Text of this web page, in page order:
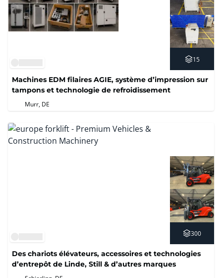
15
Machines EDM filaires AGIE, système d’impression sur
tampons et technologie de refroidissement
Murr, DE
300
Des chariots élévateurs, accessoires et technologies
d’entrepôt de Linde, Still & d’autres marques